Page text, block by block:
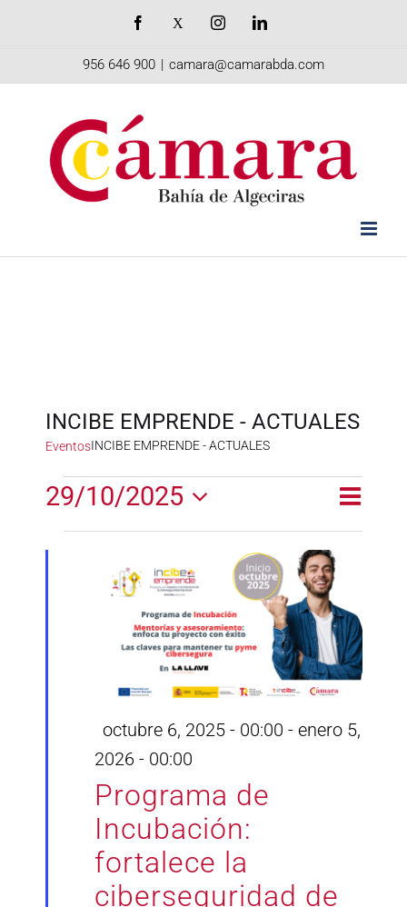
Facebook InstagramLinkedIn
956 646 900 | camara@camarabda.com
INCIBE EMPRENDE - ACTUALES
EventosINCIBE EMPRENDE - ACTUALES
Eventos
en
octubre
vistas
Día
29/10/2025
Selecciona
la
fecha.
Programa de
Incubación:
fortalece la
ciberseguridad de
Destacado
octubre 6, 2025 - 00:00 - enero 5,
2026 - 00:00